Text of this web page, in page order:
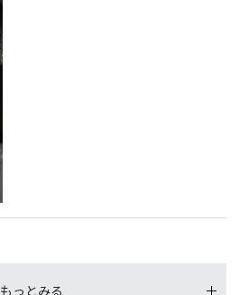
もっとみる